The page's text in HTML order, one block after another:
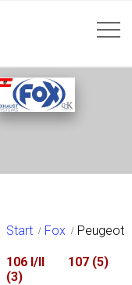
Start Fox Peugeot
106 I/II
(3)
107 (5)